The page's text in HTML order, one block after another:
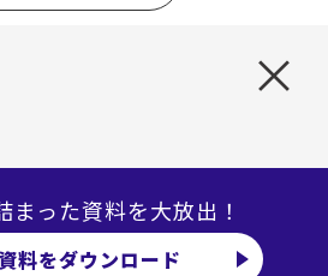
×
まった資料を大放出！
料をダウンロード